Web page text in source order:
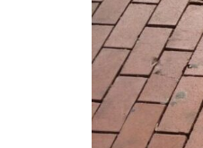
Radio — Mundo
Vidas precarias